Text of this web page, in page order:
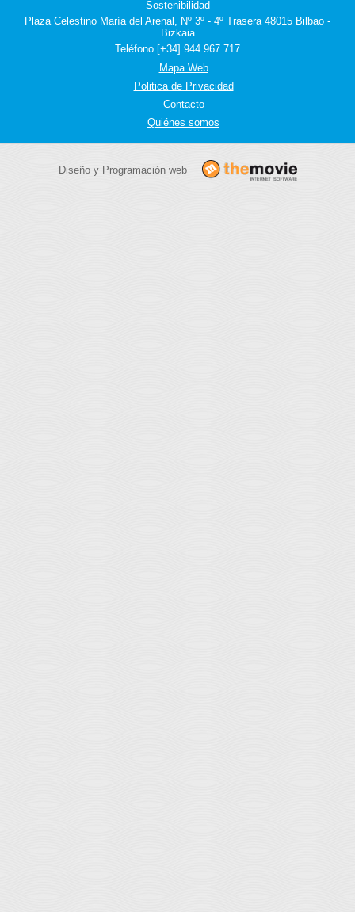
Sostenibilidad
Plaza Celestino María del Arenal, Nº 3º - 4º Trasera 48015 Bilbao -
Bizkaia
Teléfono [+34] 944 967 717
Mapa Web
Politica de Privacidad
Contacto
Quiénes somos
Diseño y Programación web